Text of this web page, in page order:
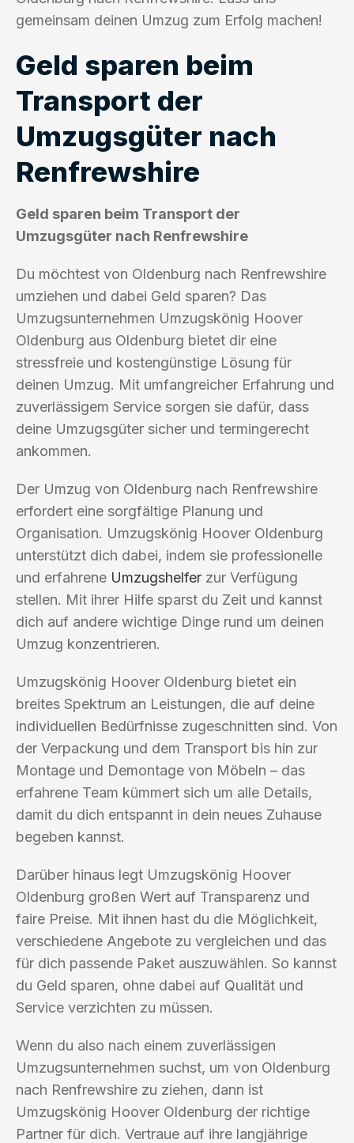
gemeinsam deinen Umzug zum Erfolg machen!
Geld sparen beim
Transport der
Umzugsgüter nach
Renfrewshire
Geld sparen beim Transport der
Umzugsgüter nach Renfrewshire
Du möchtest von Oldenburg nach Renfrewshire
umziehen und dabei Geld sparen? Das
Umzugsunternehmen Umzugskönig Hoover
Oldenburg aus Oldenburg bietet dir eine
stressfreie und kostengünstige Lösung für
deinen Umzug. Mit umfangreicher Erfahrung und
zuverlässigem Service sorgen sie dafür, dass
deine Umzugsgüter sicher und termingerecht
ankommen.
Der Umzug von Oldenburg nach Renfrewshire
erfordert eine sorgfältige Planung und
Organisation. Umzugskönig Hoover Oldenburg
unterstützt dich dabei, indem sie professionelle
und erfahrene Umzugshelfer zur Verfügung
stellen. Mit ihrer Hilfe sparst du Zeit und kannst
dich auf andere wichtige Dinge rund um deinen
Umzug konzentrieren.
Umzugskönig Hoover Oldenburg bietet ein
breites Spektrum an Leistungen, die auf deine
individuellen Bedürfnisse zugeschnitten sind. Von
der Verpackung und dem Transport bis hin zur
Montage und Demontage von Möbeln – das
erfahrene Team kümmert sich um alle Details,
damit du dich entspannt in dein neues Zuhause
begeben kannst.
Darüber hinaus legt Umzugskönig Hoover
Oldenburg großen Wert auf Transparenz und
faire Preise. Mit ihnen hast du die Möglichkeit,
verschiedene Angebote zu vergleichen und das
für dich passende Paket auszuwählen. So kannst
du Geld sparen, ohne dabei auf Qualität und
Service verzichten zu müssen.
Wenn du also nach einem zuverlässigen
Umzugsunternehmen suchst, um von Oldenburg
nach Renfrewshire zu ziehen, dann ist
Umzugskönig Hoover Oldenburg der richtige
Partner für dich. Vertraue auf ihre langjährige